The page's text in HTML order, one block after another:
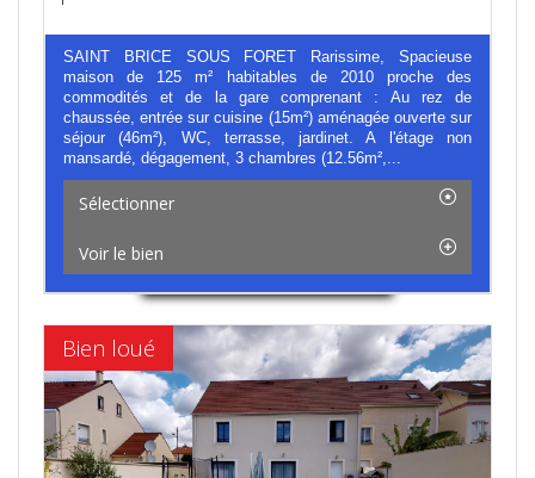
SAINT BRICE SOUS FORET Rarissime, Spacieuse
maison de 125 m² habitables de 2010 proche des
commodités et de la gare comprenant : Au rez de
chaussée, entrée sur cuisine (15m²) aménagée ouverte sur
séjour (46m²), WC, terrasse, jardinet. A l'étage non
mansardé, dégagement, 3 chambres (12.56m²,...
Sélectionner
Voir le bien
Bien loué